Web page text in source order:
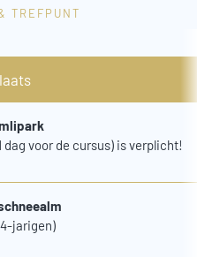
TREFPUNT
dag voor de cursus) is verplicht!
jarigen)